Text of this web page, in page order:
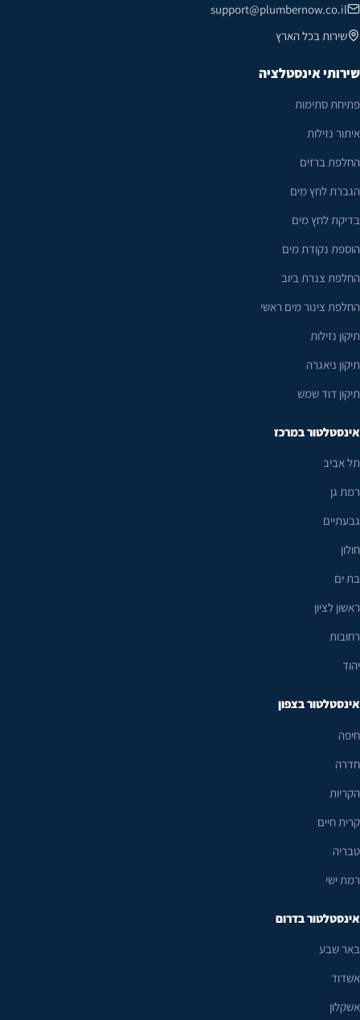
support@plumbernow.co.il
שירות בכל הארץ
שירותי אינסטלציה
פתיחת סתימות
איתור נזילות
החלפת ברזים
הגברת לחץ מים
בדיקת לחץ מים
הוספת נקודת מים
החלפת צנרת ביוב
החלפת צינור מים ראשי
תיקון נזילות
תיקון ניאגרה
תיקון דוד שמש
אינסטלטור במרכז
תל אביב
רמת גן
גבעתיים
חולון
בת ים
ראשון לציון
רחובות
יהוד
אינסטלטור בצפון
חיפה
חדרה
הקריות
קרית חיים
טבריה
רמת ישי
אינסטלטור בדרום
באר שבע
אשדוד
אשקלון